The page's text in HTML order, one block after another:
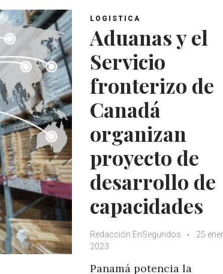
LOGISTICA
Aduanas y el
Servicio
fronterizo de
Canadá
organizan
proyecto de
desarrollo de
capacidades
Redacción EnSegundos
25
2023
Panamá potencia la